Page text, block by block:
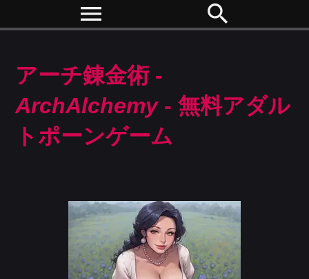
menu search
アーチ錬金術 -
ArchAlchemy- 無料アダル
トポーンゲーム